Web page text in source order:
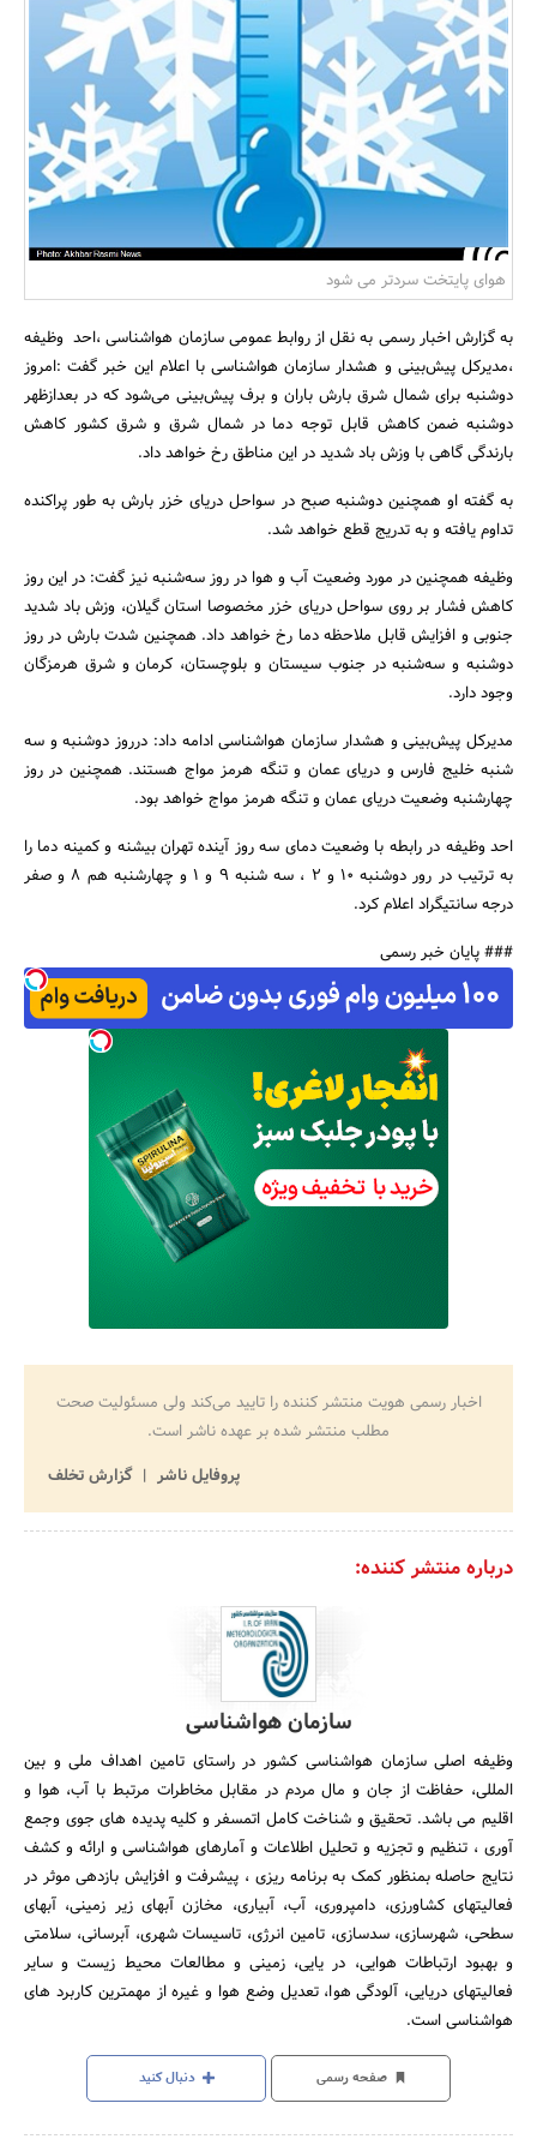
بانک، بیمه و سرمایه
مسکن و ساختمان
جستجو
هوای پایتخت سردتر می شود
به گزارش اخبار رسمی به نقل از روابط عمومی سازمان هواشناسی ،احد وظیفه
،مدیرکل پیش‌بینی و هشدار سازمان هواشناسی با اعلام این خبر گفت :امروز
دوشنبه برای شمال شرق بارش باران و برف پیش‌بینی می‌شود که در بعدازظهر
دوشنبه ضمن کاهش قابل توجه دما در شمال شرق و شرق کشور کاهش
بارندگی گاهی با وزش باد شدید در این مناطق رخ خواهد داد.
به گفته او همچنین دوشنبه صبح در سواحل دریای خزر بارش به طور پراکنده
تداوم یافته و به تدریج قطع خواهد شد.
وظیفه همچنین در مورد وضعیت آب و هوا در روز سه‌شنبه نیز گفت: در این روز
کاهش فشار بر روی سواحل دریای خزر مخصوصا استان گیلان، وزش باد شدید
جنوبی و افزایش قابل ملاحظه دما رخ خواهد داد. همچنین شدت بارش در روز
دوشنبه و سه‌شنبه در جنوب سیستان و بلوچستان، کرمان و شرق هرمزگان
وجود دارد.
مدیرکل پیش‌بینی و هشدار سازمان هواشناسی ادامه داد: درروز دوشنبه و سه
شنبه خلیج فارس و دریای عمان و تنگه هرمز مواج هستند. همچنین در روز
چهارشنبه وضعیت دریای عمان و تنگه هرمز مواج خواهد بود.
احد وظیفه در رابطه با وضعیت دمای سه روز آینده تهران بیشنه و کمینه دما را
به ترتیب در رور دوشنبه 10 و 2 ، سه شنبه 9 و 1 و چهارشنبه هم 8 و صفر
درجه سانتیگراد اعلام کرد.
### پایان خبر رسمی
اخبار رسمی هویت منتشر کننده را تایید می‌کند ولی مسئولیت صحت
مطلب منتشر شده بر عهده ناشر است.
پروفایل ناشر
گزارش تخلف
درباره منتشر کننده:
سازمان هواشناسی
وظیفه اصلی سازمان هواشناسی کشور در راستای تامین اهداف ملی و بین
المللی، حفاظت از جان و مال مردم در مقابل مخاطرات مرتبط با آب، هوا و
اقلیم می باشد. تحقیق و شناخت کامل اتمسفر و کلیه پدیده های جوی وجمع
آوری ، تنظیم و تجزیه و تحلیل اطلاعات و آمارهای هواشناسی و ارائه و کشف
نتایج حاصله بمنظور کمک به برنامه ریزی ، پیشرفت و افزایش بازدهی موثر در
فعالیتهای کشاورزی، دامپروری، آب، آبیاری، مخازن آبهای زیر زمینی، آبهای
سطحی، شهرسازی، سدسازی، تامین انرژی، تاسیسات شهری، آبرسانی، سلامتی
و بهبود ارتباطات هوایی، در یایی، زمینی و مطالعات محیط زیست و سایر
فعالیتهای دریایی، آلودگی هوا، تعدیل وضع هوا و غیره از مهمترین کاربرد های
هواشناسی است.
صفحه رسمی دنبال کنید